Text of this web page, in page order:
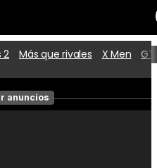
Películas
2 Más que rivales X Men
anuncios